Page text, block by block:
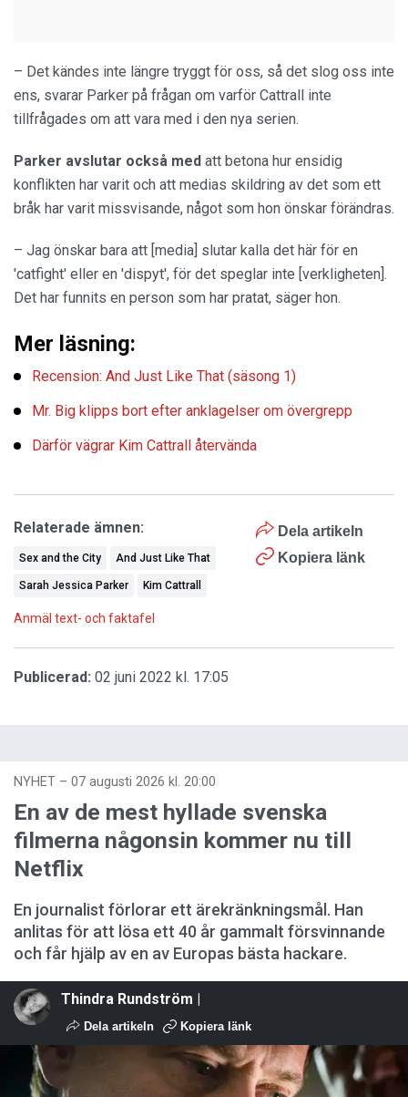
– Det kändes inte längre tryggt för oss, så det slog oss inte
ens, svarar Parker på frågan om varför Cattrall inte
tillfrågades om att vara med i den nya serien.
Parker avslutar också med att betona hur ensidig
konflikten har varit och att medias skildring av det som ett
bråk har varit missvisande, något som hon önskar förändras.
– Jag önskar bara att [media] slutar kalla det här för en
'catfight' eller en 'dispyt', för det speglar inte [verkligheten].
Det har funnits en person som har pratat, säger hon.
Mer läsning:
Recension: And Just Like That (säsong 1)
Mr. Big klipps bort efter anklagelser om övergrepp
Därför vägrar Kim Cattrall återvända
Dela artikeln
Kopiera länk
Relaterade ämnen:
Sex and the City And Just Like That
Sarah Jessica Parker Kim Cattrall
Anmäl text- och faktafel
Publicerad: 02 juni 2022 kl. 17:05
NYHET – 07 augusti 2026 kl. 20:00
En av de mest hyllade svenska
filmerna någonsin kommer nu till
Netflix
En journalist förlorar ett ärekränkningsmål. Han
anlitas för att lösa ett 40 år gammalt försvinnande
och får hjälp av en av Europas bästa hackare.
Thindra Rundström |
Dela artikeln Kopiera länk